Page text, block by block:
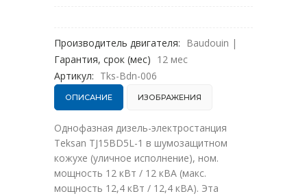
Производитель двигателя: Baudouin |
Гарантия, срок (мес) 12 мес
Артикул: Tks-Bdn-006
ОПИСАНИЕ ИЗОБРАЖЕНИЯ
Однофазная дизель-электростанция
Teksan TJ15BD5L-1 в шумозащитном
кожухе (уличное исполнение), ном.
мощность 12 кВт / 12 кВА (макс.
мощность 12,4 кВт / 12,4 кВА). Эта